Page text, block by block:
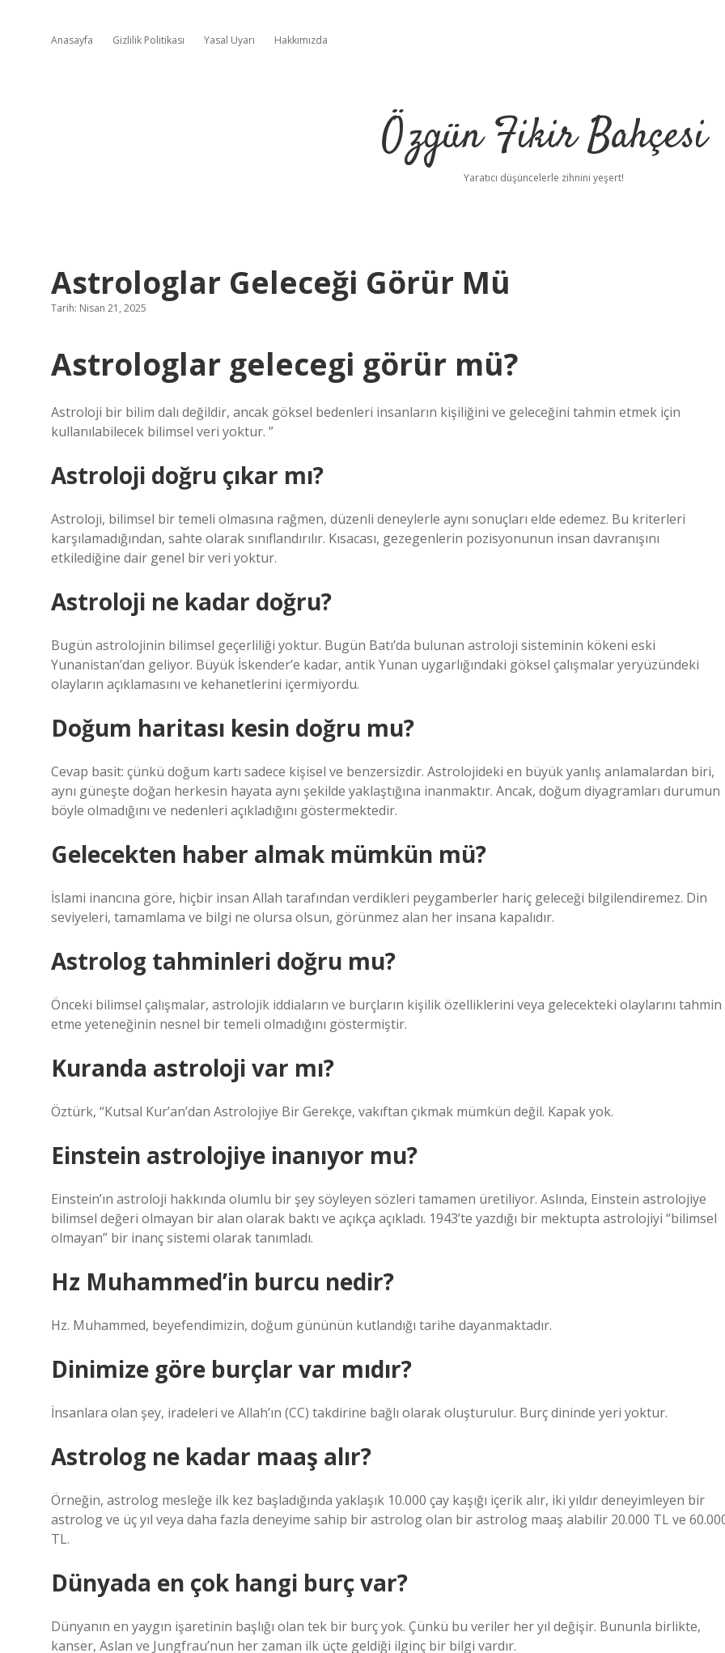
Anasayfa Gizlilik Politikası Yasal Uyarı Hakkımızda
Özgün Fikir Bahçesi
Yaratıcı düşüncelerle zihnini yeşert!
Astrologlar Geleceği Görür Mü
Tarih: Nisan 21, 2025
Astrologlar gelecegi görür mü?
Astroloji bir bilim dalı değildir, ancak göksel bedenleri insanların kişiliğini ve geleceğini tahmin etmek için
kullanılabilecek bilimsel veri yoktur. ”
Astroloji doğru çıkar mı?
Astroloji, bilimsel bir temeli olmasına rağmen, düzenli deneylerle aynı sonuçları elde edemez. Bu kriterleri
karşılamadığından, sahte olarak sınıflandırılır. Kısacası, gezegenlerin pozisyonunun insan davranışını
etkilediğine dair genel bir veri yoktur.
Astroloji ne kadar doğru?
Bugün astrolojinin bilimsel geçerliliği yoktur. Bugün Batı’da bulunan astroloji sisteminin kökeni eski
Yunanistan’dan geliyor. Büyük İskender’e kadar, antik Yunan uygarlığındaki göksel çalışmalar yeryüzündeki
olayların açıklamasını ve kehanetlerini içermiyordu.
Doğum haritası kesin doğru mu?
Cevap basit: çünkü doğum kartı sadece kişisel ve benzersizdir. Astrolojideki en büyük yanlış anlamalardan biri,
aynı güneşte doğan herkesin hayata aynı şekilde yaklaştığına inanmaktır. Ancak, doğum diyagramları durumun
böyle olmadığını ve nedenleri açıkladığını göstermektedir.
Gelecekten haber almak mümkün mü?
İslami inancına göre, hiçbir insan Allah tarafından verdikleri peygamberler hariç geleceği bilgilendiremez. Din
seviyeleri, tamamlama ve bilgi ne olursa olsun, görünmez alan her insana kapalıdır.
Astrolog tahminleri doğru mu?
Önceki bilimsel çalışmalar, astrolojik iddiaların ve burçların kişilik özelliklerini veya gelecekteki olaylarını tahmin
etme yeteneğinin nesnel bir temeli olmadığını göstermiştir.
Kuranda astroloji var mı?
Öztürk, “Kutsal Kur’an’dan Astrolojiye Bir Gerekçe, vakıftan çıkmak mümkün değil. Kapak yok.
Einstein astrolojiye inanıyor mu?
Einstein’ın astroloji hakkında olumlu bir şey söyleyen sözleri tamamen üretiliyor. Aslında, Einstein astrolojiye
bilimsel değeri olmayan bir alan olarak baktı ve açıkça açıkladı. 1943’te yazdığı bir mektupta astrolojiyi “bilimsel
olmayan” bir inanç sistemi olarak tanımladı.
Hz Muhammed’in burcu nedir?
Hz. Muhammed, beyefendimizin, doğum gününün kutlandığı tarihe dayanmaktadır.
Dinimize göre burçlar var mıdır?
İnsanlara olan şey, iradeleri ve Allah’ın (CC) takdirine bağlı olarak oluşturulur. Burç dininde yeri yoktur.
Astrolog ne kadar maaş alır?
Örneğin, astrolog mesleğe ilk kez başladığında yaklaşık 10.000 çay kaşığı içerik alır, iki yıldır deneyimleyen bir
astrolog ve üç yıl veya daha fazla deneyime sahip bir astrolog olan bir astrolog maaş alabilir 20.000 TL ve
TL.
Dünyada en çok hangi burç var?
Dünyanın en yaygın işaretinin başlığı olan tek bir burç yok. Çünkü bu veriler her yıl değişir. Bununla birlikte,
kanser, Aslan ve Jungfrau’nun her zaman ilk üçte geldiği ilginç bir bilgi vardır.